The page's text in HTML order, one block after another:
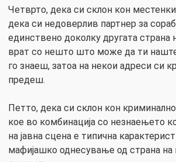
Четврто, дека си склон кон
дека си недоверлив партнер за
единствено доколку другата страна
врат со нешто што може да ти
го знаеш, затоа на некои адреси си
предеш.
Петто, дека си склон кон
кое во комбинација со незнаењето
на јавна сцена е типична
мафијашко однесување од страна на